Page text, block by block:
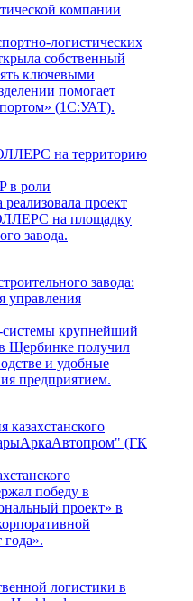
компании
логистических
собственный
ключевыми
помогает
(1С:УАТ).
на территорию
в роли
реализовала проект
на площадку
завода.
завода:
управления
системы крупнейший
Щербинке получил
и удобные
предприятием.
казахстанского
(ГК
победу в
проект» в
логистики в